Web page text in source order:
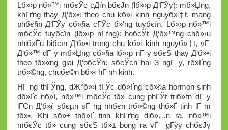
Lб»›p nб»™i mбєЎc cДѓn bбєЈn (lб»›p Д‘ГЎy): mб»Џng,
khГґng thay Д‘б»•i theo chu kб»і kinh nguyб»‡t, mang
phбє§n Д‘ГЎy cб»§a cГЎc б»‘ng tuyбєїn. Lб»›p nб»™i
mбєЎc tuyбєїn (lб»›p nГґng): hoбєЎt Д‘б»™ng chб»‹u
nhiб»Ѓu biбєїn Д‘б»•i trong chu kб»і kinh nguyб»‡t, vГ
Д‘б»™ dГ y mб»Џng cб»§a lб»›p nГ y sбєЅ thay Д‘б»•i
theo tб»«ng giai Д‘oбєЎn: sбєЎch hai 3 ngГ y, rб»Ґng
trб»©ng, chuбє©n bб»‹ hГ nh kinh.
HГ ng thГЎng, dЖ°б»›i tГЎc dб»Ґng cб»§a hormon sinh
dб»Ґc nб»Ї, nб»™i mбєЎc tб»­ cung phГЎt triб»ѓn dГ y
lГЄn Д‘б»ѓ sбєµn sГ ng nhбє­n trб»©ng thб»Ґ tinh lГ m
tб»•. Khi sб»± thб»Ґ tinh khГґng diб»…n ra, nб»™i
mбєЎc tб»­ cung sбєЅ tб»± bong ra vГ gГўy chбєЈy